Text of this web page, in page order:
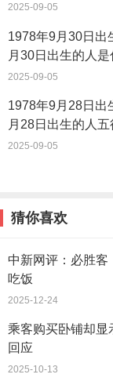
2025-09-05
1978年9月30日出
月30日出生的人
2025-09-05
1978年9月28日出
月28日出生的人
2025-09-05
猜你喜欢
中新网评：必胜
吃饭
2025-12-24
乘客购买卧铺却显
回应
2025-10-13